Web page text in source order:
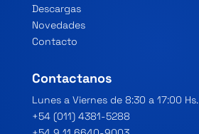
Descargas
Novedades
Contacto
Contactanos
Lunes a Viernes de 8:30 a 17:00 Hs.
+54 (011) 4381-5288